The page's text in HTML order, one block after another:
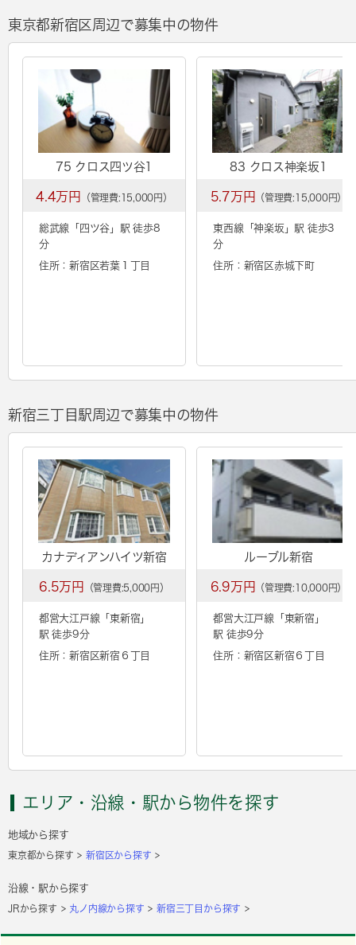
東京都新宿区周辺で募集中の物件
75 クロス四ツ谷1
4.4万円 （管理費:15,000円）
総武線「 四ツ谷 」駅 徒歩8
分
住所：新宿区若葉１丁目
83 クロス神楽坂1
5.7万円 （管理費:15,000円）
東西線「神楽坂 」駅 徒歩3
分
住所：新宿区赤城下町
新宿三丁目駅周辺で募集中の物件
カナディアンハイツ新宿
6.5万円 （管理費:5,000円）
都営大江戸線「東新宿 」
駅 徒歩9分
住所：新宿区新宿６丁目
ルーブル新宿
6.9万円 （管理費:10,000円）
都営大江戸線「 東新宿 」
駅 徒歩9分
住所：新宿区新宿６丁目
エリア・沿線・駅から物件を探す
地域から探す
東京都から探す 新宿区から探す
沿線・駅から探す
JRから探す 丸ノ内線から探す 新宿三丁目から探す